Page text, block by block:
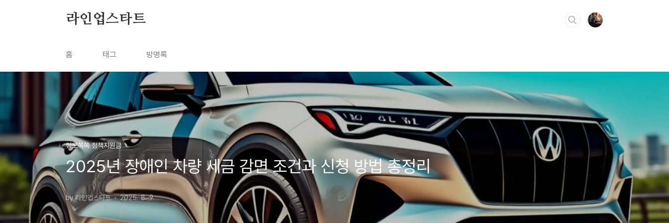
라인업스타트
홈 태그 방명록
정보쏙쏙 정책지원금
2025년 장애인 차량 세금 감면 조건과 신청 방법 총정리
by 라인업스타트 2025. 8. 9.